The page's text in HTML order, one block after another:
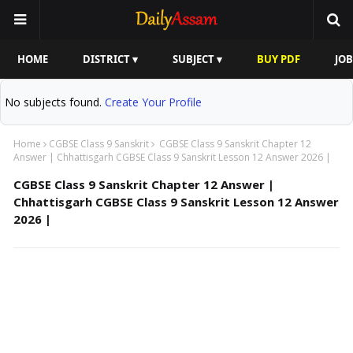
HOME DISTRICT ▾ SUBJECT ▾ BUY PDF
No subjects found. Create Your Profile
Home CGBSE Class 9 Sanskrit
CGBSE Class 9 Sanskrit Chapter 12
Answer | Chhattisgarh CGBSE Class 9 Sanskrit Lesson 12 Answer 2026 |
CGBSE Class 9 Sanskrit Chapter 12 Answer |
Chhattisgarh CGBSE Class 9 Sanskrit Lesson 12 Answer
2026 |